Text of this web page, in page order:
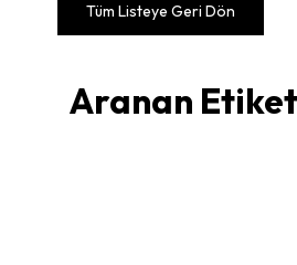
Tüm Listeye Geri Dön
Aranan